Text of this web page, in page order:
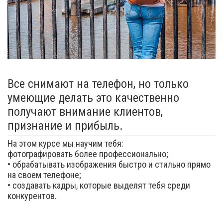
Все снимают на телефон, но только
умеющие делать это качественно
получают внимание клиентов,
признание и прибыль.
На этом курсе мы научим тебя:
фотографировать более профессионально;
• обрабатывать изображения быстро и стильно прямо
на своем телефоне;
• создавать кадры, которые выделят тебя среди
конкурентов.